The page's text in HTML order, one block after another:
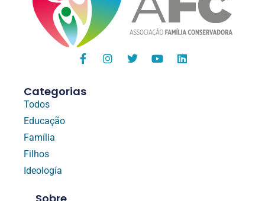
Categorias
Todos
Educação
Família
Filhos
Ideología